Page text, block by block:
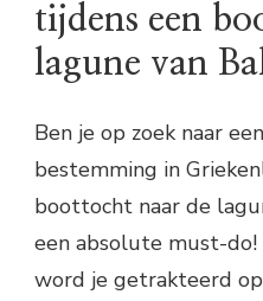
tijdens een
lagune van
Ben je op zoek naar
bestemming in
boottocht naar de
een absolute must-do!
word je getrakteerd